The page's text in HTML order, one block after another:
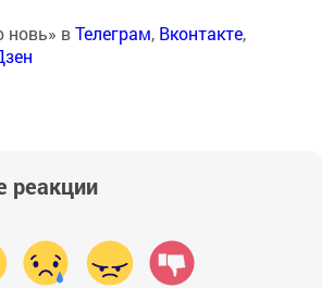
новь» вТелеграм, Вконтакте,
реакции